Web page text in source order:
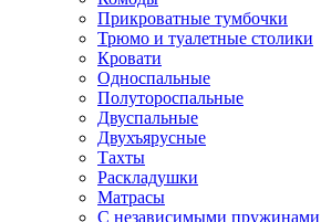
Прикроватные тумбочки
Трюмо и туалетные столики
Кровати
Односпальные
Полутороспальные
Двуспальные
Двухъярусные
Тахты
Раскладушки
Матрасы
С независимыми пружинами